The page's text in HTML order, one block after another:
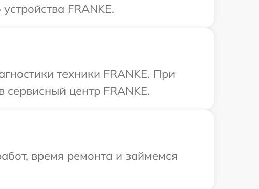
FRANKE.
техники FRANKE. При
сервисный центр FRANKE.
время ремонта и займемся